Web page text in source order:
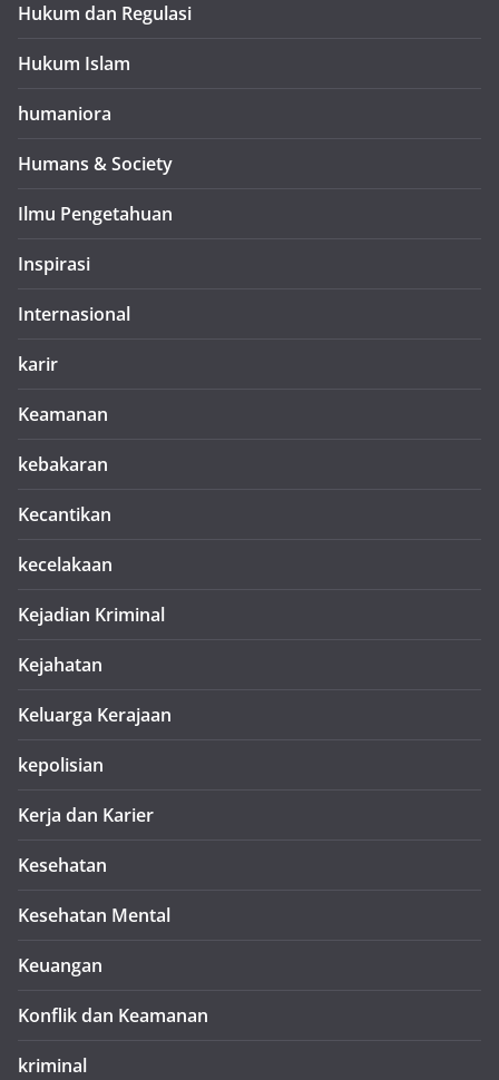
Hukum dan Regulasi
Hukum Islam
humaniora
Humans & Society
Ilmu Pengetahuan
Inspirasi
Internasional
karir
Keamanan
kebakaran
Kecantikan
kecelakaan
Kejadian Kriminal
Kejahatan
Keluarga Kerajaan
kepolisian
Kerja dan Karier
Kesehatan
Kesehatan Mental
Keuangan
Konflik dan Keamanan
kriminal